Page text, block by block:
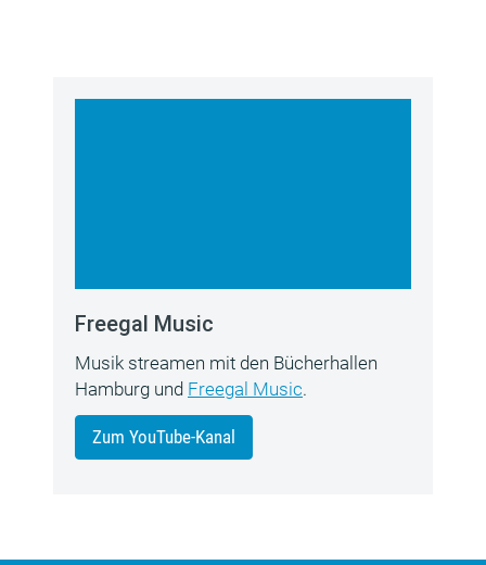
Freegal Music
Musik streamen mit den Bücherhallen
Hamburg und Freegal Music.
Zum YouTube-Kanal